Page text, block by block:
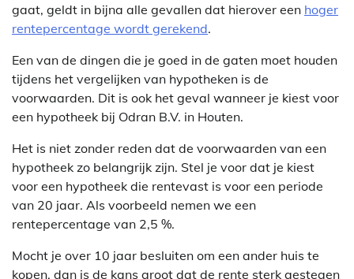
gaat, geldt in bijna alle gevallen dat hierover een hoger
rentepercentage wordt gerekend.
Een van de dingen die je goed in de gaten moet houden
tijdens het vergelijken van hypotheken is de
voorwaarden. Dit is ook het geval wanneer je kiest voor
een hypotheek bij Odran B.V. in Houten.
Het is niet zonder reden dat de voorwaarden van een
hypotheek zo belangrijk zijn. Stel je voor dat je kiest
voor een hypotheek die rentevast is voor een periode
van 20 jaar. Als voorbeeld nemen we een
rentepercentage van 2,5 %.
Mocht je over 10 jaar besluiten om een ander huis te
kopen, dan is de kans groot dat de rente sterk gestegen